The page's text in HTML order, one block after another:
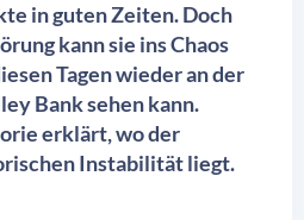
in guten Zeiten. Doch
kann sie ins Chaos
Tagen wieder an der
Bank sehen kann.
erklärt, wo der
Instabilität liegt.